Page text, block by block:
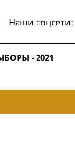
Наши соцсети:
- 2021